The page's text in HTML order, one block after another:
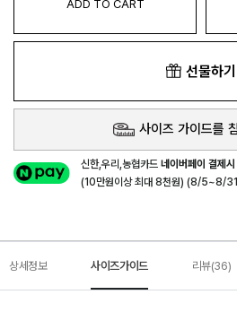
ADD TO CART
선물하기
사이즈 가이드를
신한,우리,농협카드네이버페이 결제
(10만원이상 최대 8천원) (8/5~8/
상세정보 사이즈가이드 리뷰(36)